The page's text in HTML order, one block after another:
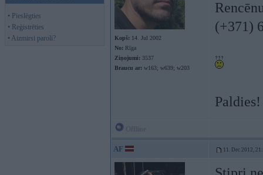
• Pieslēgties
• Reģistrēties
• Aizmirsi paroli?
Kopš: 14. Jul 2002
No: Rīga
Ziņojumi: 3537
Braucu ar: w163; w639; w203
(+371)
Paldies!
AF 11. Dec 2012,